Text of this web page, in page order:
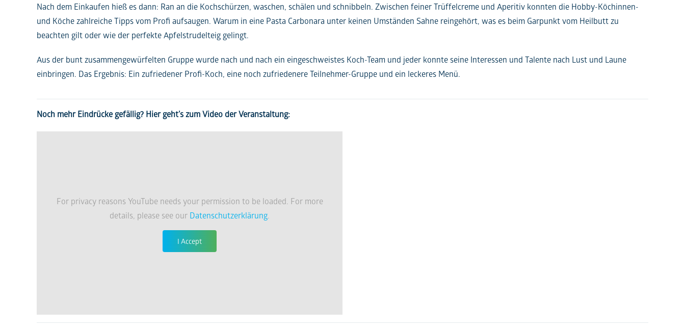
Nach dem Einkaufen hieß es dann: Ran an die Kochschürzen, waschen, schälen und schnibbeln. Zwischen feiner Trüffelcreme und Aperitiv konnten die Hobby-Köchinnen-
und Köche zahlreiche Tipps vom Profi aufsaugen. Warum in eine Pasta Carbonara unter keinen Umständen Sahne reingehört, was es beim Garpunkt vom Heilbutt zu
beachten gilt oder wie der perfekte Apfelstrudelteig gelingt.
Aus der bunt zusammengewürfelten Gruppe wurde nach und nach ein eingeschweistes Koch-Team und jeder konnte seine Interessen und Talente nach Lust und Laune
einbringen. Das Ergebnis: Ein zufriedener Profi-Koch, eine noch zufriedenere Teilnehmer-Gruppe und ein leckeres Menü.
Noch mehr Eindrücke gefällig? Hier geht’s zum Video der Veranstaltung:
For privacy reasons YouTube needs your permission to be loaded. For more
details, please see our Datenschutzerklärung
I Accept